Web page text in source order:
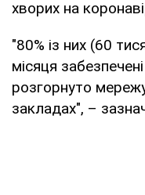
хворих на
"80% із них (60
місяця
розгорнуто
закладах", –